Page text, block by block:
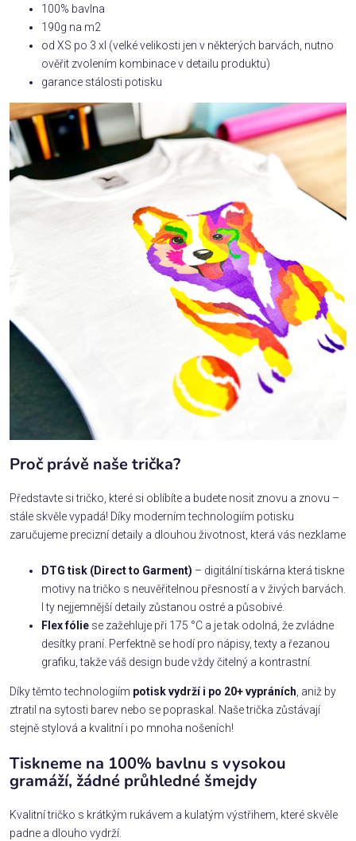
100% bavlna
190g na m2
od XS po 3 xl (velké velikosti jen v některých barvách, nutno
ověřit zvolením kombinace v detailu produktu)
garance stálosti potisku
Proč právě naše trička?
Představte si tričko, které si oblíbíte a budete nosit znovu a znovu –
stále skvěle vypadá! Díky moderním technologiím potisku
zaručujeme precizní detaily a dlouhou životnost, která vás nezklame
DTG tisk (Direct to Garment) – digitální tiskárna která tiskne
motivy na tričko s neuvěřitelnou přesností a v živých barvách.
I ty nejjemnější detaily zůstanou ostré a působivé.
Flex fólie se zažehluje při 175 °C a je tak odolná, že zvládne
desítky praní. Perfektně se hodí pro nápisy, texty a řezanou
grafiku, takže váš design bude vždy čitelný a kontrastní.
Díky těmto technologiím potisk vydrží i po 20+ vypráních, aniž by
ztratil na sytosti barev nebo se popraskal. Naše trička zůstávají
stejně stylová a kvalitní i po mnoha nošeních!
Tiskneme na 100% bavlnu s vysokou
gramáží, žádné průhledné šmejdy
Kvalitní tričko s krátkým rukávem a kulatým výstřihem, které skvěle
padne a dlouho vydrží.